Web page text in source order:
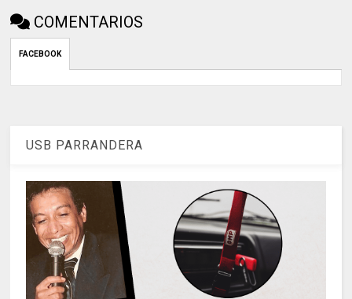
COMENTARIOS
FACEBOOK
USB PARRANDERA